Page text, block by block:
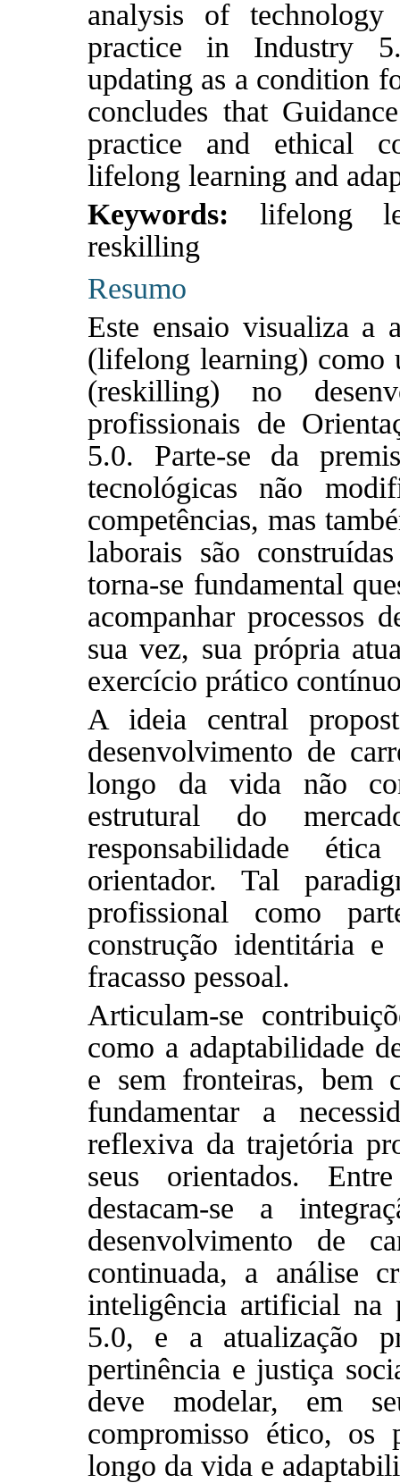
analysis of
practice in Industry
updating as a condition
concludes that
practice and ethical
lifelong learning and
Keywords: lifelong
reskilling
Resumo
Este ensaio visualiza a
(lifelong learning) como
(reskilling) no
profissionais de
5.0. Parte-se da
tecnológicas não
competências, mas
laborais são
torna-se fundamental
acompanhar processos
sua vez, sua própria
exercício prático
A ideia central
desenvolvimento de
longo da vida não
estrutural do
responsabilidade
orientador. Tal
profissional como
construção identitária
fracasso pessoal.
Articulam-se
como a adaptabilidade
e sem fronteiras, bem
fundamentar a
reflexiva da trajetória
seus orientados.
destacam-se a
desenvolvimento de
continuada, a análise
inteligência artificial na
5.0, e a atualização
pertinência e justiça
deve modelar, em
compromisso ético, os
longo da vida e